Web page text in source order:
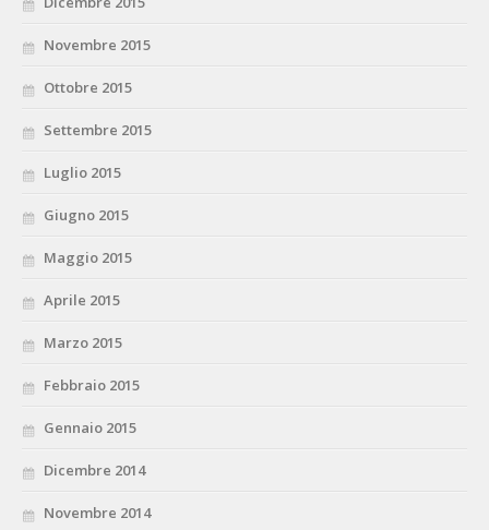
Novembre 2015
Ottobre 2015
Settembre 2015
Luglio 2015
Giugno 2015
Maggio 2015
Aprile 2015
Marzo 2015
Febbraio 2015
Gennaio 2015
Dicembre 2014
Novembre 2014